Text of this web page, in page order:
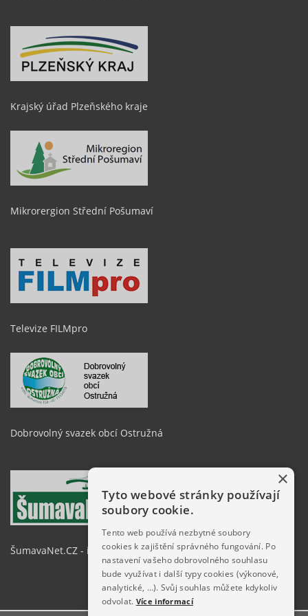
Krajský úřad Plzeňského kraje
Mikrorergion Střední Pošumaví
Televize FILMpro
Dobrovolný svazek obcí Ostružná
ŠumavaNet.CZ - informace o regionu
×
Tyto webové stránky používají
soubory cookie.
Tento web používá nezbytné soubory
cookies k zajištění správného fungování. Po
nastavení vašeho dobrovolného souhlasu
bude využívat i další typy cookies (výkonové,
analytické, …). Svůj souhlas můžete kdykoliv
odvolat. Více informací